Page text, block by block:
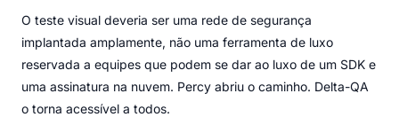
O teste visual deveria ser uma rede de segurança
implantada amplamente, não uma ferramenta de luxo
reservada a equipes que podem se dar ao luxo de um SDK e
uma assinatura na nuvem. Percy abriu o caminho. Delta-QA
o torna acessível a todos.